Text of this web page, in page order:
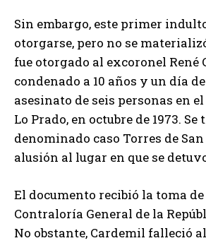
Sin embargo, este primer
otorgarse, pero no se
fue otorgado al excoronel René
condenado a 10 años y un día
asesinato de seis personas en
Lo Prado, en octubre de 1973. Se
denominado caso Torres de San
alusión al lugar en que se
El documento recibió la toma
Contraloría General de la
No obstante, Cardemil falleció